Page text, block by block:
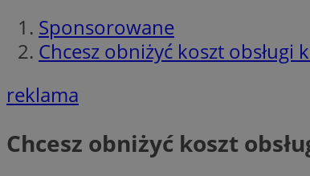
Sponsorowane
Chcesz obniżyć koszt obsługi
reklama
Chcesz obniżyć koszt